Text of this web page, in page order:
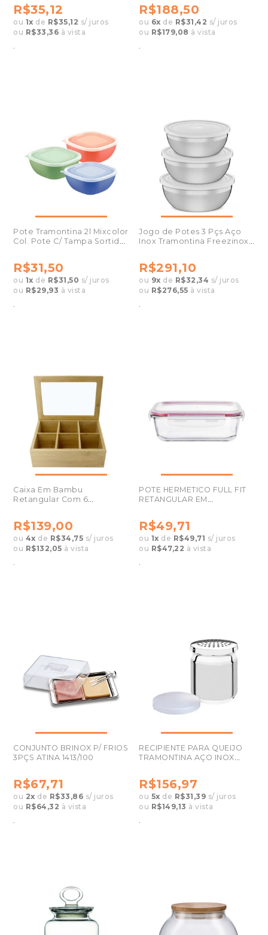
R$35,12
ou 1x de R$35,12 s/ juros
ou R$33,36 à vista
.
R$188,50
ou 6x de R$31,42 s/ juros
ou R$179,08 à vista
.
Pote Tramontina 2l Mixcolor
Col. Pote C/ Tampa Sortido
R$31,50
ou 1x de R$31,50 s/ juros
ou R$29,93 à vista
.
Jogo de Potes 3 Pçs Aço
Inox Tramontina Freezinox
R$291,10
ou 9x de R$32,34 s/ juros
ou R$276,55 à vista
.
Caixa Em Bambu
Retangular Com 6
R$139,00
ou 4x de R$34,75 s/ juros
ou R$132,05 à vista
.
POTE HERMETICO FULL FIT
RETANGULAR EM
R$49,71
ou 1x de R$49,71 s/ juros
ou R$47,22 à vista
.
CONJUNTO BRINOX P/ FRIOS
3PÇS ATINA 1413/100
R$67,71
ou 2x de R$33,86 s/ juros
ou R$64,32 à vista
.
RECIPIENTE PARA QUEIJO
TRAMONTINA AÇO INOX
R$156,97
ou 5x de R$31,39 s/ juros
ou R$149,13 à vista
.